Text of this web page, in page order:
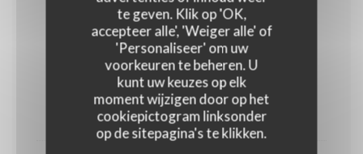
te geven. Klik op 'OK,
accepteer alle', 'Weiger alle' of
'Personaliseer' om uw
voorkeuren te beheren. U
kunt uw keuzes op elk
moment wijzigen door op het
cookiepictogram linksonder
op de sitepagina's te klikken.
Les Champagnes
Moet & Chandon Rosé Imperial
16,00 EUR
12 Cl